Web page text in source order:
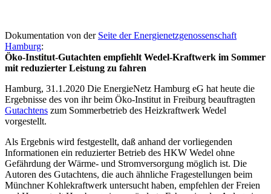
Dokumentation von der Seite der Energienetzgenossenschaft
Hamburg:
Öko-Institut-Gutachten empfiehlt Wedel-Kraftwerk im Sommer
mit reduzierter Leistung zu fahren
Hamburg, 31.1.2020 Die EnergieNetz Hamburg eG hat heute die
Ergebnisse des von ihr beim Öko-Institut in Freiburg beauftragten
Gutachtens zum Sommerbetrieb des Heizkraftwerk Wedel
vorgestellt.
Als Ergebnis wird festgestellt, daß anhand der vorliegenden
Informationen ein reduzierter Betrieb des HKW Wedel ohne
Gefährdung der Wärme- und Stromversorgung möglich ist. Die
Autoren des Gutachtens, die auch ähnliche Fragestellungen beim
Münchner Kohlekraftwerk untersucht haben, empfehlen der Freien